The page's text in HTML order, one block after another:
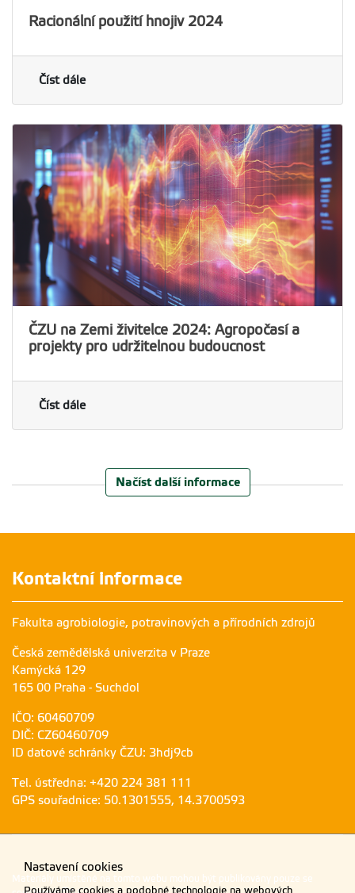
Racionální použití hnojiv 2024
Číst dále
ČZU na Zemi živitelce 2024: Agropočasí a
projekty pro udržitelnou budoucnost
Číst dále
Načíst další informace
Kontaktní informace
Fakulta agrobiologie, potravinových a přírodních zdrojů
Česká zemědělská univerzita v Praze
Kamýcká 129
165 00 Praha - Suchdol
IČO: 60460709
DIČ: CZ60460709
ID datové schránky ČZU: 3hdj9cb
Tel. ústředna: +420 224 381 111
GPS souřadnice: 50.1301555, 14.3700593
Materiály umístěné na tomto webu mohou být publikovány pouze se
Nastavení cookies
Používáme cookies a podobné technologie na webových